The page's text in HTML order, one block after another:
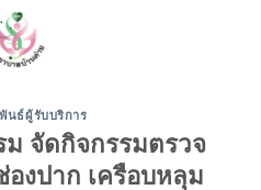
นธ์ผู้รับบริการ
จัดกิจกรรมตรวจ
งปาก เครือบหลุม